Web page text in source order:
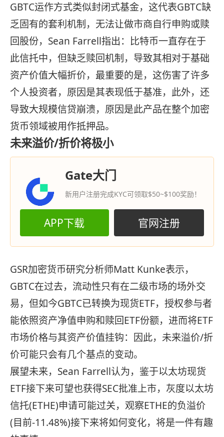
GBTC运作方式类似封闭式基金，这代表GBTC缺
乏固有的套利机制，无法让做市商自行申购或赎
回股份，Sean Farrell指出：比特币一直存在于
此信托中，但缺乏赎回机制，导致其相对于基础
资产价值大幅折价，最重要的是，这伤害了许多
个人投资者，原因是其表现低于基准，此外，还
导致大规模信贷崩溃，原因是此产品在整个加密
货币领域被用作抵押品。
未来溢价/折价将极小
Gate大门
新用户注册完成KYC可领取$50~$100奖励！
APP下载 官网注册
GSR加密货币研究分析师Matt Kunke表示，
GBTC在过去，流动性只有在二级市场的场外交
易，但如今GBTC已转换为现货ETF，授权参与者
能依照资产净值申购和赎回ETF份额，进而将ETF
市场价格与其资产价值挂钩：因此，未来溢价/折
价可能只会有几个基点的变动。
展望未来，Sean Farrell认为，鉴于以太坊现货
ETF接下来可望也获得SEC批准上市，灰度以太坊
信托(ETHE)申请可能过关，观察ETHE的负溢价
(目前-11.48%)接下来将如何变化，将是一件有趣